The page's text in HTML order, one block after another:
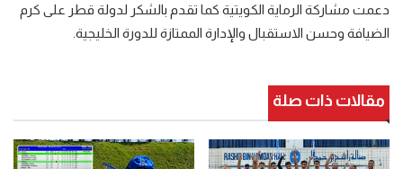
دعمت مشاركة الرماية الكويتية كما تقدم بالشكر لدولة قطر على كرم
الضيافة وحسن الاستقبال والإدارة الممتازة للدورة الخليجية.
مقالات ذات صلة